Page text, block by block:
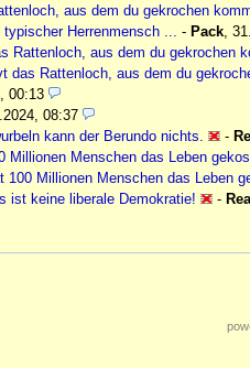
aus dem du gekrochen
Herrenmensch ...
- Pack
Rattenloch, aus dem du gekrochen
das Rattenloch, aus dem du
00:13
08:37
kann der Berundo nichts.
-
Millionen Menschen das Leben
100 Millionen Menschen das Leben
ist keine liberale Demokratie!
-